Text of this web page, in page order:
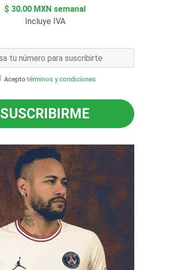
$ 30.00 MXN semanal
Incluye IVA
Aceptotérminos y condiciones
SUSCRIBIRME